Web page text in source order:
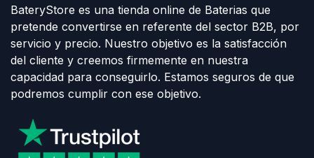
BateryStore es una tienda online de Baterias que
pretende convertirse en referente del sector B2B, por
servicio y precio. Nuestro objetivo es la satisfacción
del cliente y creemos firmemente en nuestra
capacidad para conseguirlo. Estamos seguros de que
podremos cumplir con ese objetivo.